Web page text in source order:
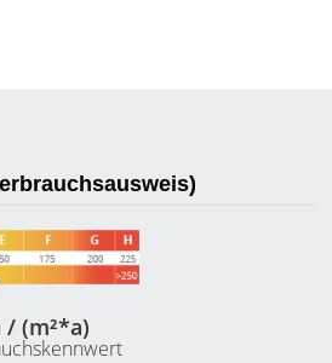
/ (m²*a)